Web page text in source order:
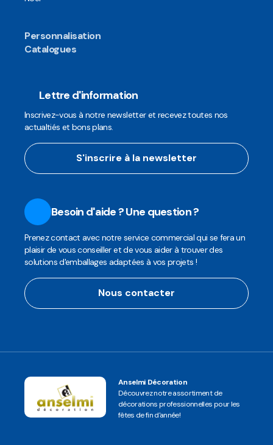
Personnalisation
Catalogues
Lettre d'information
Inscrivez-vous à notre newsletter et recevez toutes nos
actualtiés et bons plans.
S'inscrire à la newsletter
Besoin d'aide ? Une question ?
Prenez contact avec notre service commercial qui se fera un
plaisir de vous conseiller et de vous aider à trouver des
solutions d'emballages adaptées à vos projets !
Nous contacter
Anselmi Décoration
Découvrez notre assortiment de
décorations professionnelles pour les
fêtes de fin d'année!